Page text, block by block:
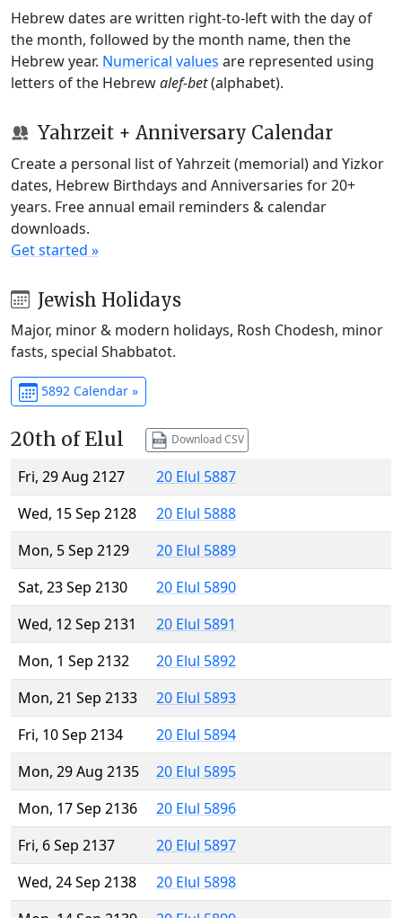
Hebrew dates are written right-to-left with the day of
the month, followed by the month name, then the
Hebrew year. Numerical values are represented using
letters of the Hebrewalef-bet(alphabet).
Yahrzeit + Anniversary Calendar
Create a personal list of Yahrzeit (memorial) and Yizkor
dates, Hebrew Birthdays and Anniversaries for 20+
years. Free annual email reminders & calendar
downloads.
Get started »
Jewish Holidays
Major, minor & modern holidays, Rosh Chodesh, minor
fasts, special Shabbatot.
5892 Calendar »
20th of Elul Download CSV
Fri, 29 Aug 2127
20 Elul 5887
Wed, 15 Sep 2128
20 Elul 5888
Mon, 5 Sep 2129
20 Elul 5889
Sat, 23 Sep 2130
20 Elul 5890
Wed, 12 Sep 2131
20 Elul 5891
Mon, 1 Sep 2132
20 Elul 5892
Mon, 21 Sep 2133
20 Elul 5893
Fri, 10 Sep 2134
20 Elul 5894
Mon, 29 Aug 2135
20 Elul 5895
Mon, 17 Sep 2136
20 Elul 5896
Fri, 6 Sep 2137
20 Elul 5897
Wed, 24 Sep 2138
20 Elul 5898